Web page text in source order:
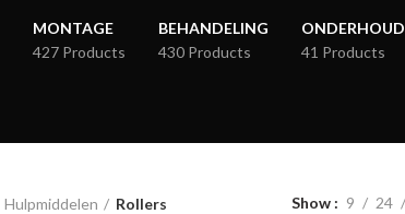
MONTAGE
427 Products
BEHANDELING
430 Products
ONDERHOUD
41 Products
Hulpmiddelen Rollers Show 9 24